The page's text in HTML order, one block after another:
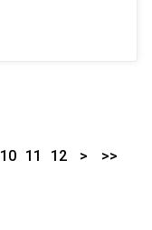
10 11 12 > >>